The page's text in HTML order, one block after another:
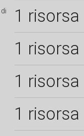
di 1 risorsa
1 risorsa
1 risorsa
1 risorsa